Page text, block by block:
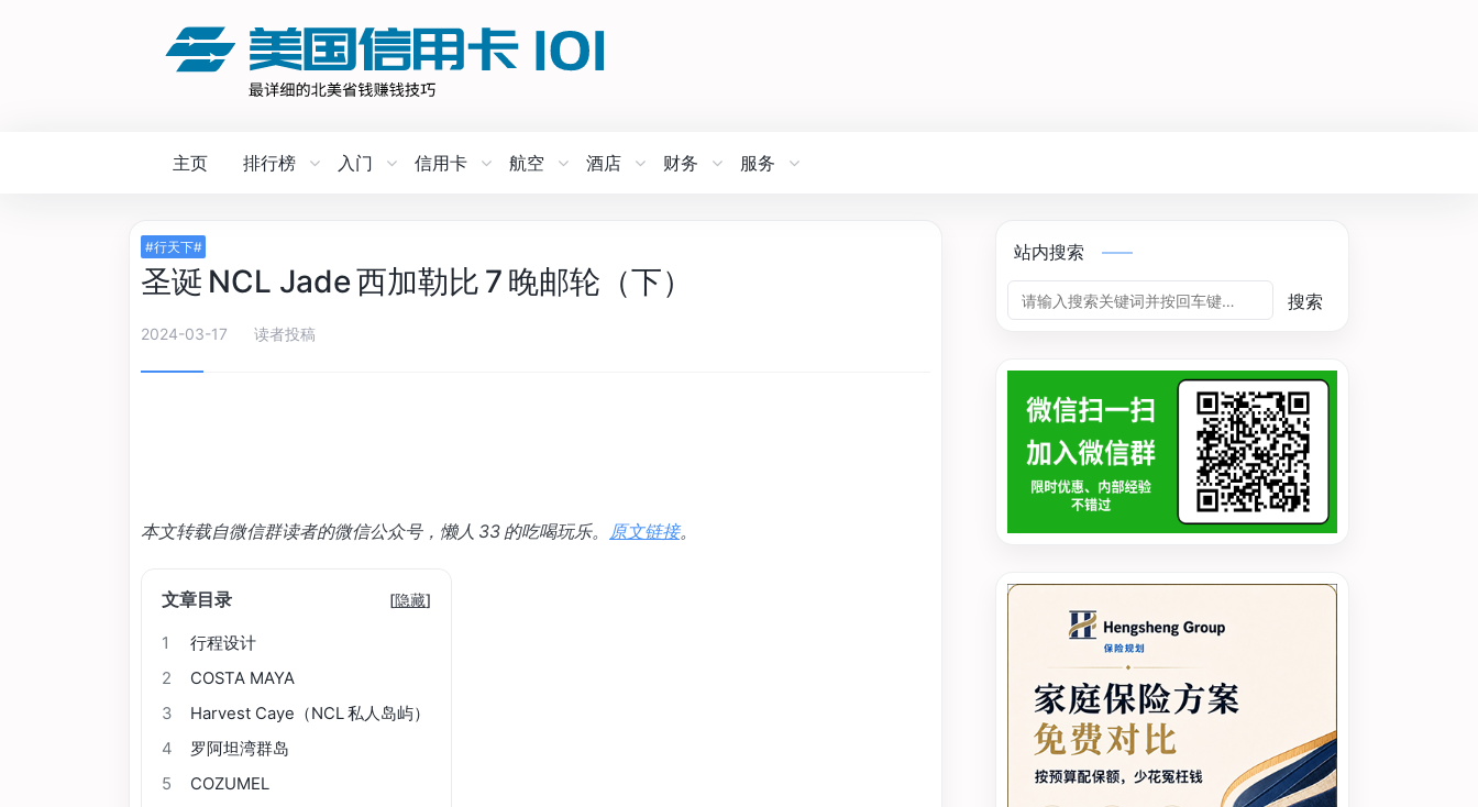
主页 排行榜 入门 信用卡 航空 酒店 财务 服务
#行天下#
圣诞 NCL Jade 西加勒比 7 晚邮轮（下）
2024-03-17 读者投稿
本文转载自微信群读者的微信公众号，懒人 33 的吃喝玩乐。 原文链接。
文章目录 [隐藏]
1
行程设计
2
COSTA MAYA
3
Harvest Caye（NCL 私人岛屿）
4
罗阿坦湾群岛
5
COZUMEL
站内搜索
搜索